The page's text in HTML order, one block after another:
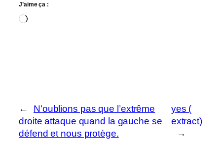
J’aime ça :
Chargement…
←
N’oublions pas que l’extrême
droite attaque quand la gauche se
défend et nous protège.
yes (
extract)
→